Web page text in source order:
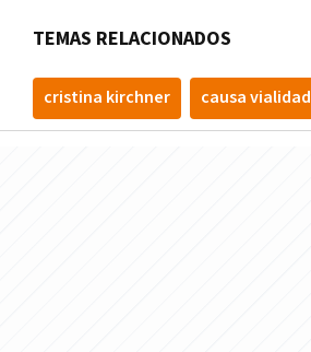
TEMAS RELACIONADOS
cristina kirchner causa vialidad